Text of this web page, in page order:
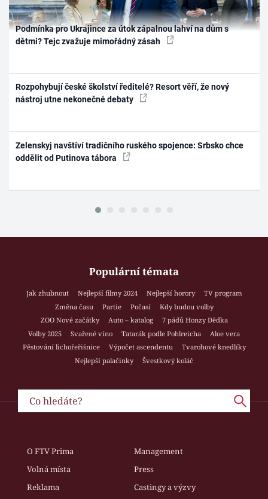
Podmínka pro Ukrajince za útok zápalnou lahví na dům s
dětmi? Tejc zvažuje mimořádný zásah
Rozpohybují české školství ředitelé? Resort věří, že nový
nástroj utne nekonečné debaty
Zelenskyj navštíví tradičního ruského spojence: Srbsko chce
oddělit od Putinova tábora
Populární témata
Jak zhubnout Nejlepší filmy 2024 Nejlepší horory
TV program
Změna času
Partie Počasí
Kdy budou volby
ZOO Nové začátky
Auto – katalog
7 pádů Honzy Dědka
Volby 2025
Svařené víno Tatarák podle Pohlreicha
Aloe vera
Pěstování lichořeřišnice
Výpočet ascendentu
Tvarohové knedlíky
Nejlepší palačinky
Švestkový koláč
O FTV Prima
Management
Volná místa
Press
Reklama
Castingy a výzvy